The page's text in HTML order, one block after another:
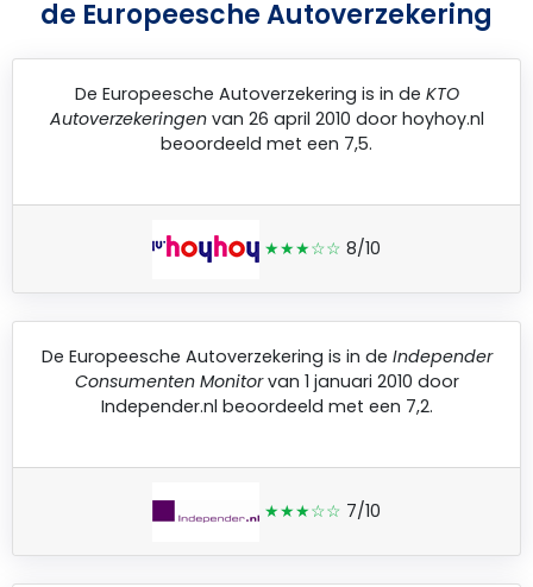
de Europeesche Autoverzekering
De Europeesche Autoverzekering is in de KTO
Autoverzekeringenvan 26 april 2010 door hoyhoy.nl
beoordeeld met een 7,5.
★★★☆☆ 8/10
De Europeesche Autoverzekering is in de Independer
Consumenten Monitorvan 1 januari 2010 door
Independer.nl beoordeeld met een 7,2.
★★★☆☆ 7/10